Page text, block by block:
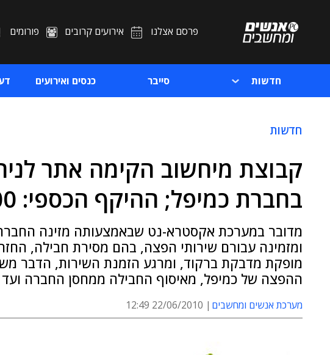
פרסם אצלנו אירועים קרובים פורומים
חדשות סייבר כנסים ואירועים
חדשות
קבוצת מיחשוב הקימה אתר
בחברת כמיפל; ההיקף הכספי: 300 אלף שקלים
מדובר במערכת אקסטרא-נט שבאמצעותה מזינה
ומזמינה עבורם שירותי הפצה, בהם מסירת חבילה,
מופקת מדבקת ברקוד, ומרגע הזמנת השירות, הדבר
ההפצה של כמיפל, מאיסוף החבילה ממחסן החברה ועד
מערכת אנשים ומחשבים 22/06/2010 12:49